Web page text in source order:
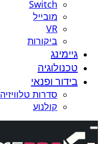
Switch
מובייל
VR
ביקורות
גיימינג
טכנולוגיה
בידור ופנאי
סדרות טלוויזיה
קולנוע